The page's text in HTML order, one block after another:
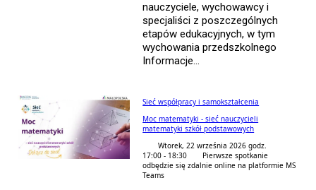
nauczyciele, wychowawcy i
specjaliści z poszczególnych
etapów edukacyjnych, w tym
wychowania przedszkolnego
Informacje...
Sieć współpracy i samokształcenia
Moc matematyki - sieć nauczycieli
matematyki szkół podstawowych
Wtorek, 22 września 2026 godz.
17:00 - 18:30
Pierwsze spotkanie
odbędzie się zdalnie online na platformie MS
Teams